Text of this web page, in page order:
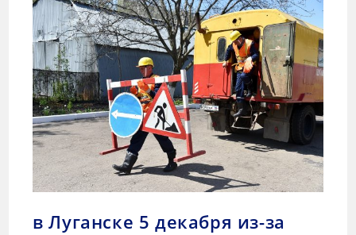
в Луганске 5 декабря из-за